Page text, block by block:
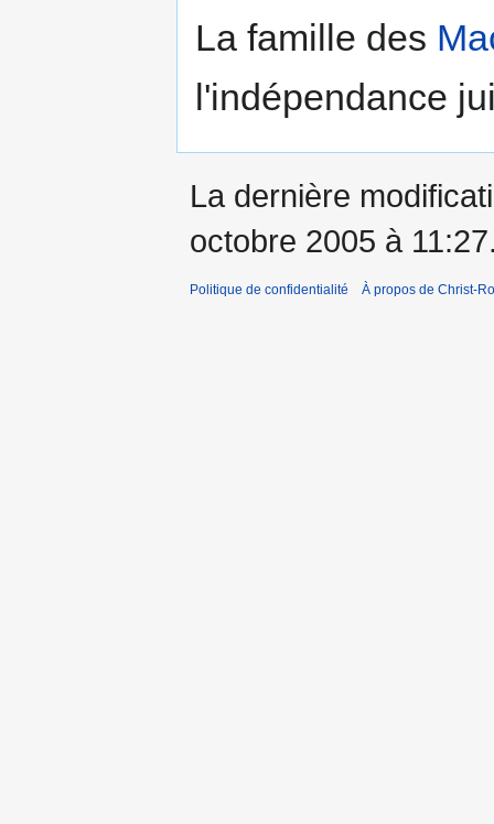
La famille des
l'indépendance
La dernière
octobre 2005 à
Politique de confidentialité À propos de Christ-